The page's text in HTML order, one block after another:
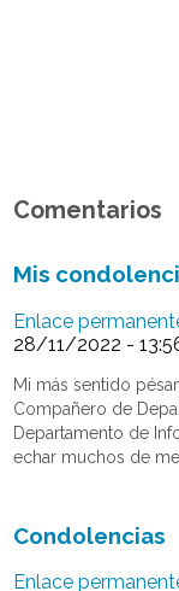
Comentarios
Mis
Enlace
28/11/2022 -
Mi más sentido
Compañero de
Departamento de
echar muchos de
Condolencias
Enlace